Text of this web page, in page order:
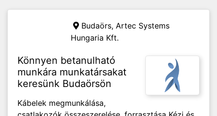
Budaörs, Artec Systems
Hungaria Kft.
Könnyen betanulható
munkára munkatársakat
keresünk Budaörsön
Kábelek megmunkálása,